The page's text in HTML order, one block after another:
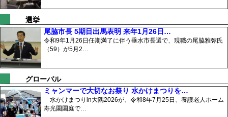
選挙
尾脇市長 5期目出馬表明 来年1月26日…
令和9年1月26日任期満了に伴う垂水市長選で、現職の尾脇雅弥氏
（59）が5月2…
グローバル
ミャンマーで大切なお祭り 水かけまつりを…
水かけまつりin大隅2026が、令和8年7月25日、養護老人ホーム
寿光園園庭で…